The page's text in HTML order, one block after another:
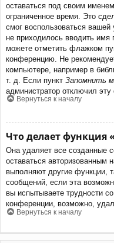
оставаться под своим
ограниченное время. Это
смог воспользоваться
не приходилось вводить
можете отметить флажком
конференцию. Не
компьютере, например в
т. д. Если пункт Запомнить
администратор отключил эту
Вернуться к началу
Что делает функция
Она удаляет все созданные
оставаться авторизованным
выполняют другие функции,
сообщений, если эта
вы испытываете трудности
конференции, возможно,
Вернуться к началу